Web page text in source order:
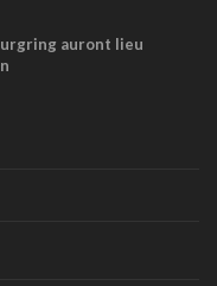
auront lieu